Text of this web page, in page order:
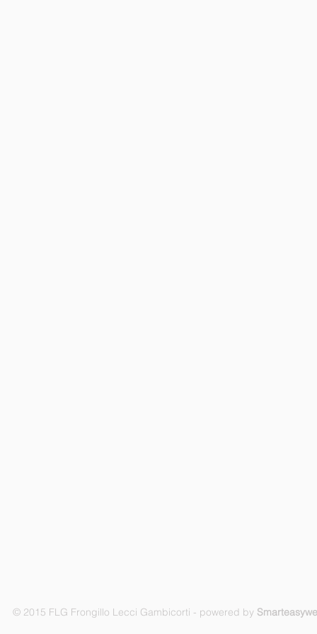
© 2015 FLG Frongillo Lecci Gambicorti - powered by